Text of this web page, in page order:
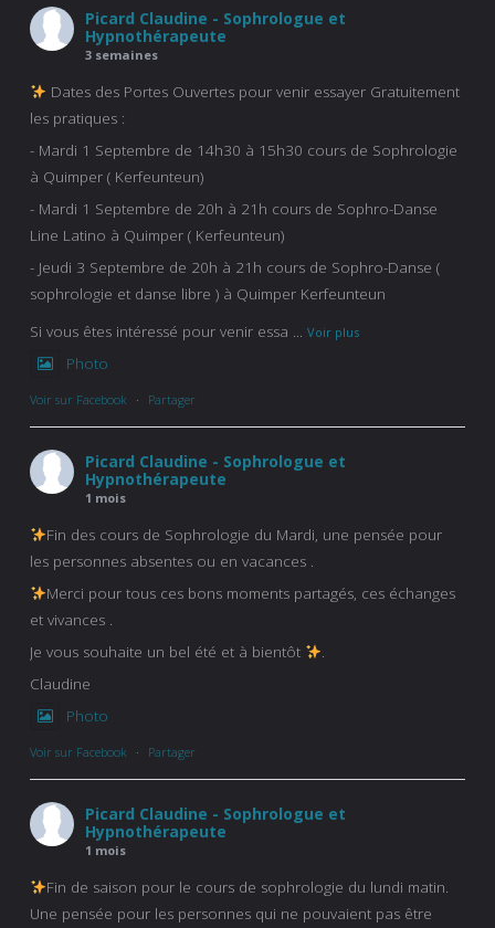
Picard Claudine - Sophrologue et
Hypnothérapeute
3 semaines
Dates des Portes Ouvertes pour venir essayer Gratuitement
les pratiques :
- Mardi 1 Septembre de 14h30 à 15h30 cours de Sophrologie
à Quimper ( Kerfeunteun)
- Mardi 1 Septembre de 20h à 21h cours de Sophro-Danse
Line Latino à Quimper ( Kerfeunteun)
- Jeudi 3 Septembre de 20h à 21h cours de Sophro-Danse (
sophrologie et danse libre ) à Quimper Kerfeunteun
Si vous êtes intéressé pour venir essa ... Voir plus
Photo
Voir sur Facebook · Partager
Picard Claudine - Sophrologue et
Hypnothérapeute
1 mois
Fin des cours de Sophrologie du Mardi, une pensée pour
les personnes absentes ou en vacances .
Merci pour tous ces bons moments partagés, ces échanges
et vivances .
Je vous souhaite un bel été et à bientôt
.
Claudine
Photo
Voir sur Facebook · Partager
Picard Claudine - Sophrologue et
Hypnothérapeute
1 mois
Fin de saison pour le cours de sophrologie du lundi matin.
Une pensée pour les personnes qui ne pouvaient pas être